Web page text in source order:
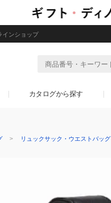
インショップ
カタログから探す
リュックサック・ウエストバッグ